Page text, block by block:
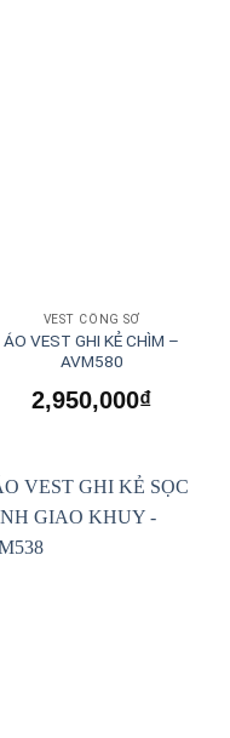
VEST CÔNG SỞ
ÁO VEST GHI KẺ CHÌM –
AVM580
2,950,000₫